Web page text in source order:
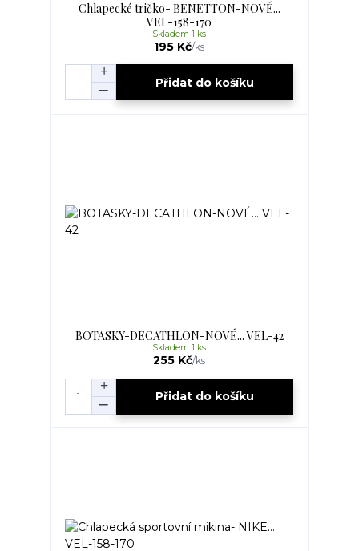
Chlapecké tričko- BENETTON-NOVÉ...
VEL-158-170
195 Kč/ks
Skladem 1 ks
Přidat do košíku
BOTASKY-DECATHLON-NOVÉ... VEL-42
255 Kč/ks
Skladem 1 ks
Přidat do košíku